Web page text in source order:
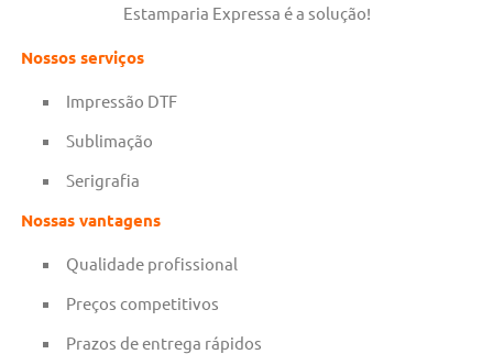
Estamparia Expressa é a solução!
Nossos serviços
Impressão DTF
Sublimação
Serigrafia
Nossas vantagens
Qualidade profissional
Preços competitivos
Prazos de entrega rápidos